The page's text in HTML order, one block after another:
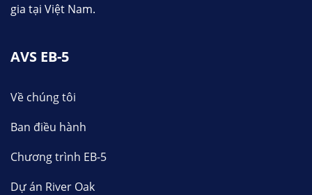
gia tại Việt Nam.
AVS EB-5
Về chúng tôi
Ban điều hành
Chương trình EB-5
Dự án River Oak